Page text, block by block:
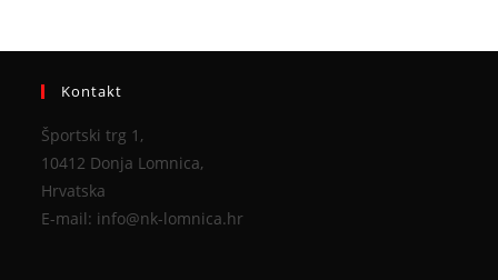
Kontakt
Športski trg 1,
10412 Donja Lomnica,
Hrvatska
E-mail: info@nk-lomnica.hr